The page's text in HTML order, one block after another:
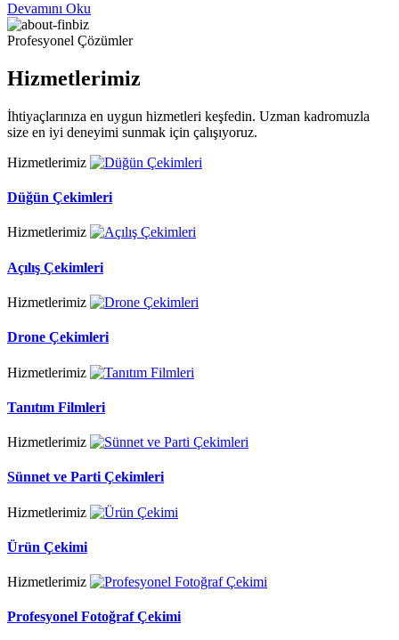
Devamını Oku
Profesyonel Çözümler
Hizmetlerimiz
İhtiyaçlarınıza en uygun hizmetleri keşfedin. Uzman kadromuzla
size en iyi deneyimi sunmak için çalışıyoruz.
Hizmetlerimiz
Düğün Çekimleri
Hizmetlerimiz
Açılış Çekimleri
Hizmetlerimiz
Drone Çekimleri
Hizmetlerimiz
Tanıtım Filmleri
Hizmetlerimiz
Sünnet ve Parti Çekimleri
Hizmetlerimiz
Ürün Çekimi
Hizmetlerimiz
Profesyonel Fotoğraf Çekimi